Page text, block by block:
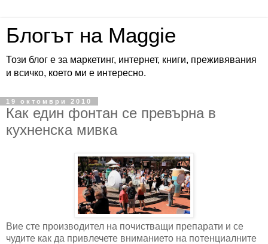
Блогът на Maggie
Този блог е за маркетинг, интернет, книги, преживявания
и всичко, което ми е интересно.
19 октомври 2010
Как един фонтан се превърна в
кухненска мивка
Вие сте производител на почистващи препарати и се
чудите как да привлечете вниманието на потенциалните